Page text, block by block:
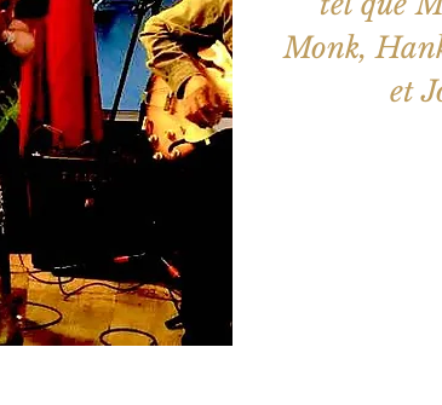
Monk,
et